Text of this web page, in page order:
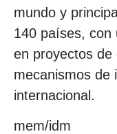
mundo y
140 países, con
en proyectos de
mecanismos de
internacional.
mem/idm